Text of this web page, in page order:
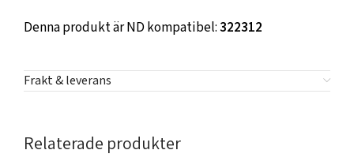
Denna produkt är ND kompatibel:322312
Frakt & leverans
Relaterade produkter